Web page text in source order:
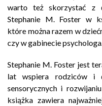
warto też skorzystać z
Stephanie M. Foster w
które można razem w
czy w gabinecie
Stephanie M. Foster jest
lat wspiera rodziców i
sensorycznych i
książka zawiera